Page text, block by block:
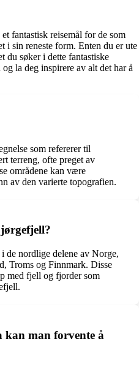
fantastisk reisemål for de som
i sin reneste form. Enten du er ute
du søker i dette fantastiske
la deg inspirere av alt det har å
som refererer til
terreng, ofte preget av
områdene kan være
av den varierte topografien.
de nordlige delene av Norge,
Troms og Finnmark. Disse
med fjell og fjorder som
kan man forvente å